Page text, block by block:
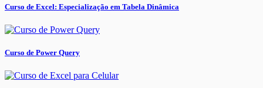
Curso de Excel: Especialização em Tabela Dinâmica
Curso de Power Query